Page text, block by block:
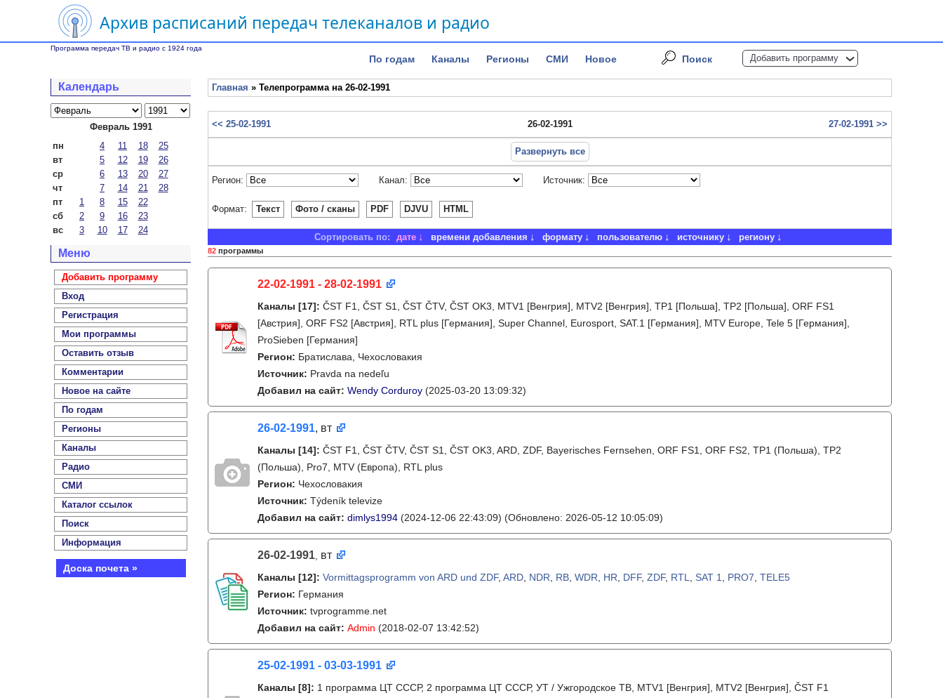
Архив расписаний передач телеканалов и радио
Программа передач ТВ и радио с 1924 года
По годам Каналы Регионы СМИ Новое Поиск Добавить программу
Календарь
Февраль 1991
пн
4 11 18
25
вт
5 12 19
26
ср
6 13 20
27
чт
7 14 21
28
пт
1 8 15
22
сб
2 9 16
23
вс
3 10 17 24
Меню
Добавить программу
Вход
Регистрация
Мои программы
Оставить отзыв
Комментарии
Новое на сайте
По годам
Регионы
Каналы
Радио
СМИ
Каталог ссылок
Поиск
Информация
Доска почета »
Главная » Телепрограмма на 26-02-1991
<< 25-02-1991 26-02-1991 27-02-1991 >>
Развернуть все
Регион: Канал: Источник:
Формат: Текст Фото / сканы PDF DJVU HTML
Сортировать по: дате времени добавления формату пользователю источнику региону
82 программы
22-02-1991 - 28-02-1991
Каналы [17]: ČST F1, ČST S1, ČST ČTV, ČST OK3, MTV1 [Венгрия], MTV2 [Венгрия], TP1 [Польша], TP2 [Польша], ORF FS1
[Австрия], ORF FS2 [Австрия], RTL plus [Германия], Super Channel, Eurosport, SAT.1 [Германия], MTV Europe, Tele 5 [Германия],
ProSieben [Германия]
Регион: Братислава, Чехословакия
Источник: Pravda na nedeľu
Добавил на сайт: Wendy Corduroy (2025-03-20 13:09:32)
26-02-1991, вт
Каналы [14]: ČST F1, ČST ČTV, ČST S1, ČST OK3, ARD, ZDF, Bayerisches Fernsehen, ORF FS1, ORF FS2, TP1 (Польша), TP2
(Польша), Pro7, MTV (Европа), RTL plus
Регион: Чехословакия
Источник: Týdeník televize
Добавил на сайт: dimlys1994 (2024-12-06 22:43:09) (Обновлено: 2026-05-12 10:05:09)
26-02-1991, вт
Каналы [12]: Vormittagsprogramm von ARD und ZDF, ARD NDR RB WDR HR DFF, ZDF, RTL SAT 1 PRO7 TELE5
Регион: Германия
Источник: tvprogramme.net
Добавил на сайт: Admin (2018-02-07 13:42:52)
25-02-1991 - 03-03-1991
Каналы [8]: 1 программа ЦТ СССР, 2 программа ЦТ СССР, УТ / Ужгородское ТВ, MTV1 [Венгрия], MTV2 [Венгрия], ČST F1